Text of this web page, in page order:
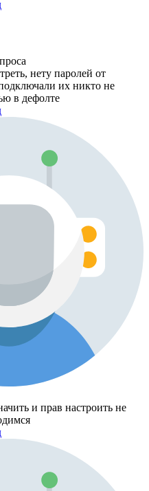
нету паролей от
их никто не
в дефолте
и прав настроить не